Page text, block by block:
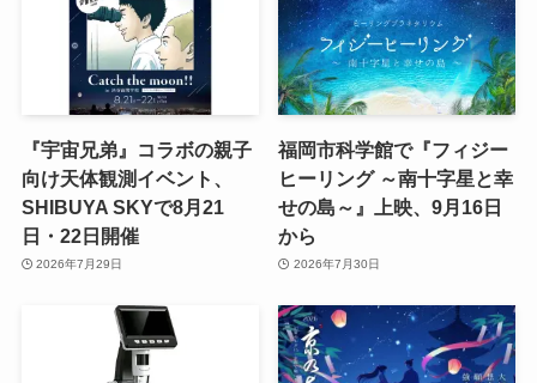
『宇宙兄弟』コラボの親子
向け天体観測イベント、
SHIBUYA SKYで8月21
日・22日開催
2026年7月29日
福岡市科学館で『フィジー
ヒーリング ～南十字星と幸
せの島～』上映、9月16日
から
2026年7月30日